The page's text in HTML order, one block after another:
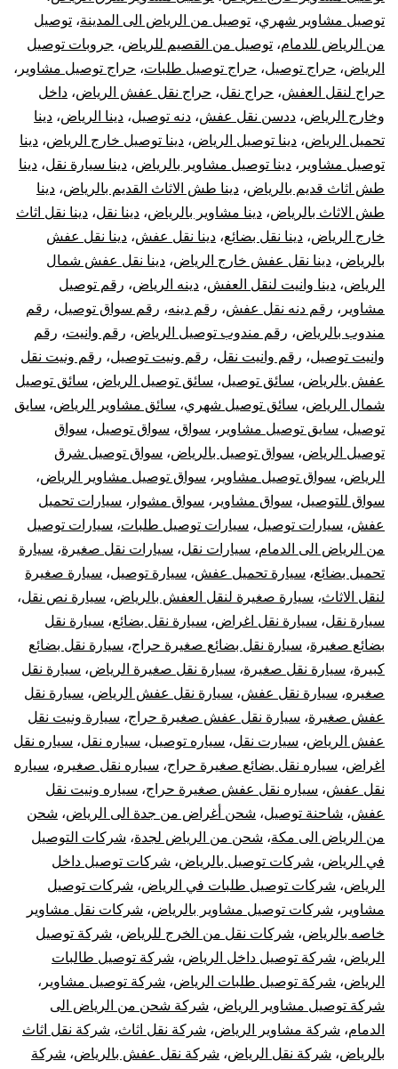
توصيل مشاوير شهري، توصيل من الرياض الى المدينة، توصيل
من الرياض للدمام، توصيل من القصيم للرياض، جروبات توصيل
الرياض، حراج توصيل، حراج توصيل طلبات، حراج توصيل مشاوير ،
حراج لنقل العفش، حراج نقل، حراج نقل عفش الرياض، داخل
وخارج الرياض، ددسن نقل عفش، دنه توصيل، دينا الرياض، دينا
تحميل الرياض، دينا توصيل الرياض، دينا توصيل خارج الرياض، دينا
توصيل مشاوير ، دينا توصيل مشاوير بالرياض، دينا سيارة نقل، دينا
طش اثاث قديم بالرياض، دينا طش الاثاث القديم بالرياض، دينا
طش الاثاث بالرياض، دينا مشاوير بالرياض، دينا نقل، دينا نقل اثاث
خارج الرياض، دينا نقل بضائع، دينا نقل عفش، دينا نقل عفش
بالرياض، دينا نقل عفش خارج الرياض، دينا نقل عفش شمال
الرياض، دينا وانيت لنقل العفش، دينه الرياض، رقم توصيل
مشاوير ، رقم دنه نقل عفش، رقم دينه، رقم سواق توصيل، رقم
مندوب بالرياض، رقم مندوب توصيل الرياض، رقم وانيت، رقم
وانيت توصيل، رقم وانيت نقل، رقم ونيت توصيل، رقم ونيت نقل
عفش بالرياض، سائق توصيل، سائق توصيل الرياض، سائق توصيل
شمال الرياض، سائق توصيل شهري، سائق مشاوير الرياض، سايق
توصيل، سايق توصيل مشاوير ، سواق، سواق توصيل، سواق
توصيل الرياض، سواق توصيل بالرياض، سواق توصيل شرق
الرياض، سواق توصيل مشاوير ، سواق توصيل مشاوير الرياض،
سواق للتوصيل، سواق مشاوير ، سواق مشوار ، سيارات تحميل
عفش، سيارات توصيل، سيارات توصيل طلبات، سيارات توصيل
من الرياض الى الدمام، سيارات نقل، سيارات نقل صغيرة، سيارة
تحميل بضائع، سيارة تحميل عفش، سيارة توصيل، سيارة صغيرة
لنقل الاثاث، سيارة صغيرة لنقل العفش بالرياض، سيارة نص نقل،
سيارة نقل، سيارة نقل اغراض، سيارة نقل بضائع، سيارة نقل
بضائع صغيرة، سيارة نقل بضائع صغيرة حراج، سيارة نقل بضائع
كبيرة، سيارة نقل صغيرة، سيارة نقل صغيرة الرياض، سيارة نقل
صغيره، سيارة نقل عفش، سيارة نقل عفش الرياض، سيارة نقل
عفش صغيرة، سيارة نقل عفش صغيرة حراج، سيارة ونيت نقل
عفش الرياض، سيارت نقل، سياره توصيل، سياره نقل، سياره نقل
اغراض، سياره نقل بضائع صغيرة حراج، سياره نقل صغيره، سياره
نقل عفش، سياره نقل عفش صغيرة حراج، سياره ونيت نقل
عفش، شاحنة توصيل، شحن أغراض من جدة الى الرياض، شحن
من الرياض الى مكة، شحن من الرياض لجدة، شركات التوصيل
في الرياض، شركات توصيل بالرياض، شركات توصيل داخل
الرياض، شركات توصيل طلبات في الرياض، شركات توصيل
مشاوير ، شركات توصيل مشاوير بالرياض، شركات نقل مشاوير
خاصه بالرياض، شركات نقل من الخرج للرياض، شركة توصيل
الرياض، شركة توصيل داخل الرياض، شركة توصيل طالبات
الرياض، شركة توصيل طلبات الرياض، شركة توصيل مشاوير ،
شركة توصيل مشاوير الرياض، شركة شحن من الرياض الى
الدمام، شركة مشاوير الرياض، شركة نقل اثاث، شركة نقل اثاث
بالرياض، شركة نقل الرياض، شركة نقل عفش بالرياض، شركة